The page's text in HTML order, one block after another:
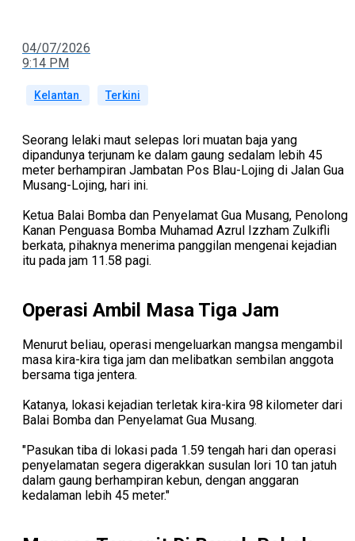
04/07/2026
9:14 PM
Kelantan Terkini
Seorang lelaki maut selepas lori muatan baja yang
dipandunya terjunam ke dalam gaung sedalam lebih 45
meter berhampiran Jambatan Pos Blau-Lojing di Jalan Gua
Musang-Lojing, hari ini.
Ketua Balai Bomba dan Penyelamat Gua Musang, Penolong
Kanan Penguasa Bomba Muhamad Azrul Izzham Zulkifli
berkata, pihaknya menerima panggilan mengenai kejadian
itu pada jam 11.58 pagi.
Operasi Ambil Masa Tiga Jam
Menurut beliau, operasi mengeluarkan mangsa mengambil
masa kira-kira tiga jam dan melibatkan sembilan anggota
bersama tiga jentera.
Katanya, lokasi kejadian terletak kira-kira 98 kilometer dari
Balai Bomba dan Penyelamat Gua Musang.
"Pasukan tiba di lokasi pada 1.59 tengah hari dan operasi
penyelamatan segera digerakkan susulan lori 10 tan jatuh
dalam gaung berhampiran kebun, dengan anggaran
kedalaman lebih 45 meter."